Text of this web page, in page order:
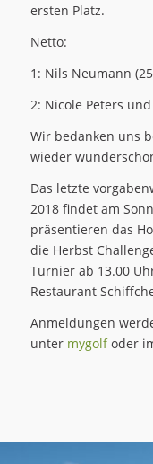
ersten Platz.
Netto:
1: Nils Neumann
2: Nicole Peters
Wir bedanken uns
wieder
Das letzte
2018 findet am
präsentieren das
die Herbst
Turnier ab 13.00
Restaurant
Anmeldungen
unter mygolfoder